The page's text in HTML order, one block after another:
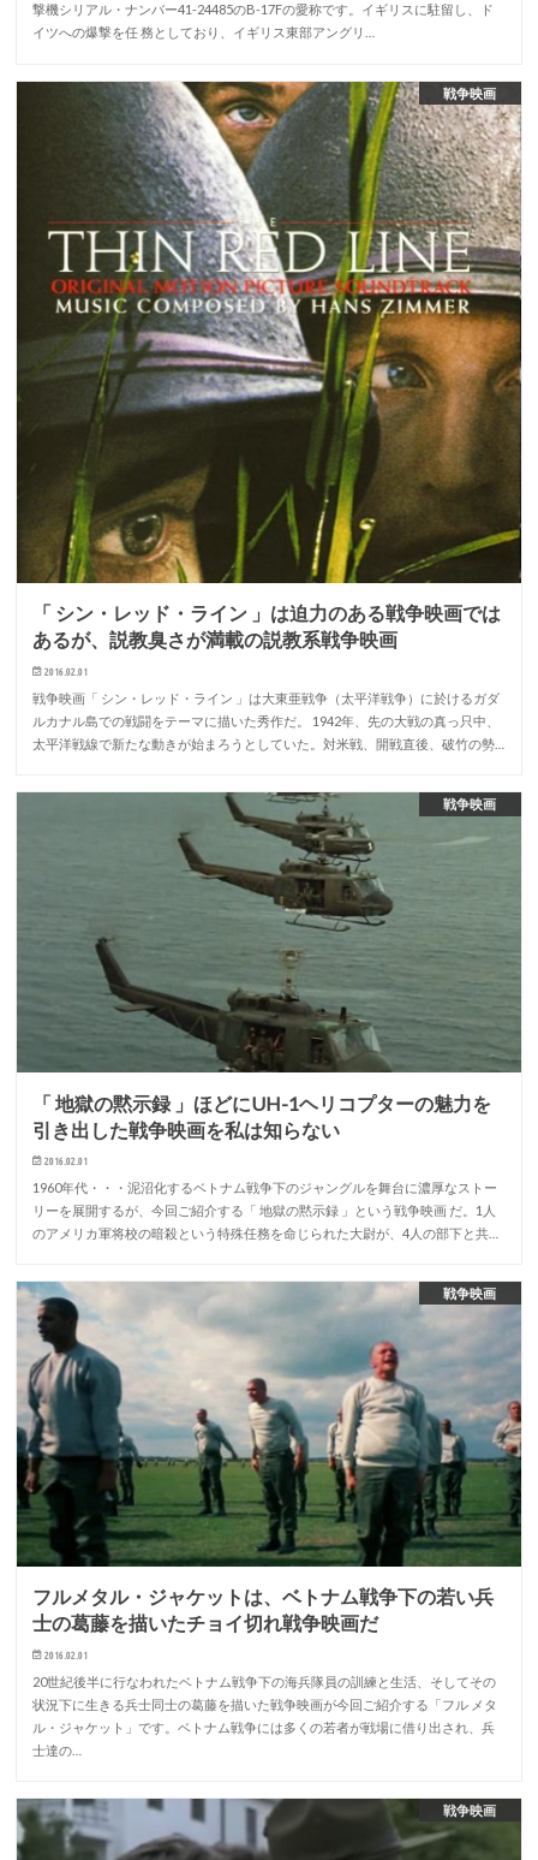
撃機シリアル・ナンバー41-24485のB-17Fの愛称です。イギリスに駐留し、ド
イツへの爆撃を任 務としており、イギリス東部アングリ…
戦争映画
「 シン・レッド・ライン 」は迫力のある戦争映画では
あるが、説教臭さが満載の説教系戦争映画
2016.02.01
戦争映画「 シン・レッド・ライン 」は大東亜戦争（太平洋戦争）に於けるガダ
ルカナル島での戦闘をテーマに描いた秀作だ。 1942年、先の大戦の真っ只中、
太平洋戦線で新たな動きが始まろうとしていた。対米戦、開戦直後、破竹の勢…
戦争映画
「 地獄の黙示録 」ほどにUH-1ヘリコプターの魅力を
引き出した戦争映画を私は知らない
2016.02.01
1960年代・・・泥沼化するベトナム戦争下のジャングルを舞台に濃厚なストー
リーを展開するが、今回ご紹介する「 地獄の黙示録 」という戦争映画 だ。1人
のアメリカ軍将校の暗殺という特殊任務を命じられた大尉が、4人の部下と共…
戦争映画
フルメタル・ジャケットは、ベトナム戦争下の若い兵
士の葛藤を描いたチョイ切れ戦争映画だ
2016.02.01
20世紀後半に行なわれたベトナム戦争下の海兵隊員の訓練と生活、そしてその
状況下に生きる兵士同士の葛藤を描いた戦争映画が今回ご紹介する「フル メタ
ル・ジャケット」です。ベトナム戦争には多くの若者が戦場に借り出され、兵
士達の…
戦争映画